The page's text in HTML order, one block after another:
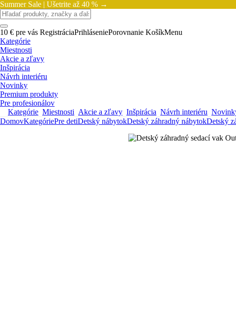
Summer Sale | Ušetrite až 40 % →
10 € pre vás RegistráciaPrihláseniePorovnanie KošíkMenu
Kategórie
Miestnosti
Akcie a zľavy
Inšpirácia
Návrh interiéru
Novinky
Premium produkty
Pre profesionálov
Kategórie Miestnosti Akcie a zľavy Inšpirácia Návrh interiéru
DomovKategóriePre detiDetský nábytokDetský záhradný nábytokDetský